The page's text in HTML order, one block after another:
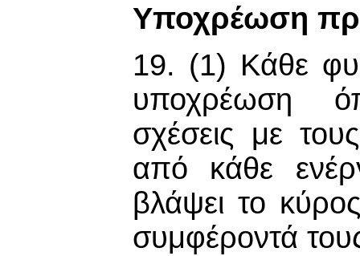
Υποχρέωση
19. (1) Κάθε
υποχρέωση
σχέσεις με
από κάθε
βλάψει το
συμφέροντά